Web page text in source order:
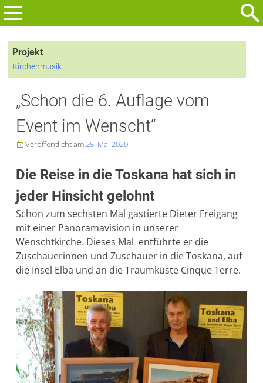
Zum
Inhalt
nach:Projekt
Kirchenmusik
„Schon die 6. Auflage vom
Event im Wenscht“
Veröffentlicht am25. Mai 2020
Die Reise in die Toskana hat sich in
jeder Hinsicht gelohnt
Schon zum sechsten Mal gastierte Dieter Freigang
mit einer Panoramavision in unserer
Wenschtkirche. Dieses Mal entführte er die
Zuschauerinnen und Zuschauer in die Toskana, auf
die Insel Elba und an die Traumküste Cinque Terre.